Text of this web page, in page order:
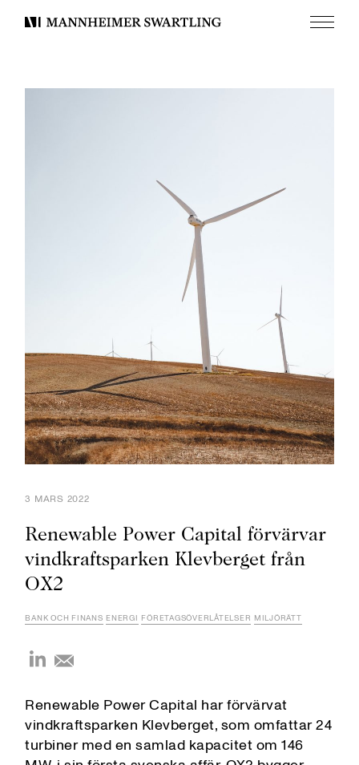
Mannheimer
Meny
3 MARS 2022
Renewable Power Capital förvärvar
vindkraftsparken Klevberget från
OX2
BANK OCH FINANS ENERGI FÖRETAGSÖVERLÅTELSER MILJÖRÄTT
Renewable Power Capital har förvärvat
vindkraftsparken Klevberget, som omfattar 24
turbiner med en samlad kapacitet om 146